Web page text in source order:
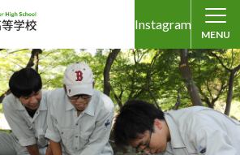
Instagram
MENU